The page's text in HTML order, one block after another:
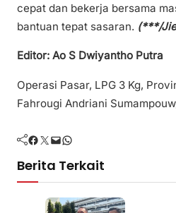
cepat dan bekerja bersama
bantuan tepat sasaran. (***/
Editor: Ao S Dwiyantho Putra
Operasi Pasar, LPG 3 Kg,
Fahrougi Andriani
Facebook Twitter Mail WhatsApp
Berita Terkait